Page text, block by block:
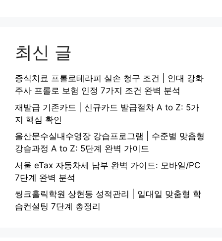
최신 글
증식치료 프롤로테라피 실손 청구 조건 | 인대 강화
주사 프롤로 보험 인정 7가지 조건 완벽 분석
재발급 기존카드 | 신규카드 발급절차 A to Z: 5가
지 핵심 확인
울산문수실내수영장 강습프로그램 | 수준별 맞춤형
강습과정 A to Z: 5단계 완벽 가이드
서울 eTax 자동차세 납부 완벽 가이드: 모바일/PC
7단계 완벽 분석
씽크홀릭학원 상현동 성적관리 | 일대일 맞춤형 학
습컨설팅 7단계 총정리